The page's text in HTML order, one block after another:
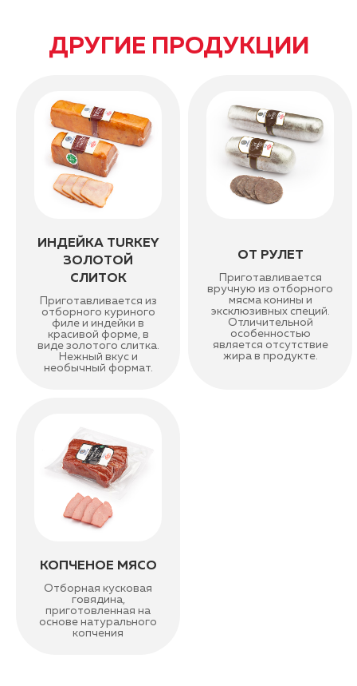
ДРУГИЕ ПРОДУКЦИИ
ИНДЕЙКА TURKEY
ЗОЛОТОЙ
СЛИТОК
Приготавливается из
отборного куриного
филе и индейки в
красивой форме, в
виде золотого слитка.
Нежный вкус и
необычный формат.
ОТ РУЛЕТ
Приготавливается
вручную из отборного
мясма конины и
эксклюзивных специй.
Отличительной
особенностью
является отсутствие
жира в продукте.
КОПЧЕНОЕ МЯСО
Отборная кусковая
говядина,
приготовленная на
основе натурального
копчения